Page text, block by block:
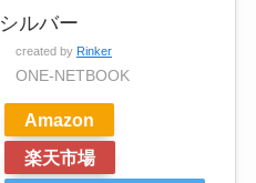
シルバー
created by Rinker
ONE-NETBOOK
Amazon
楽天市場